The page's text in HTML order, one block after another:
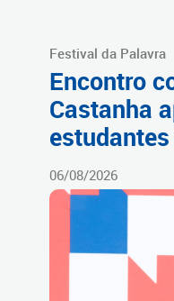
Festival da Palavra
Encontro
Castanha
06/08/2026